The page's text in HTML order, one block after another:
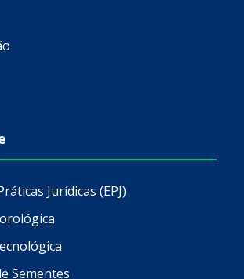
Jurídicas (EPJ)
Sementes